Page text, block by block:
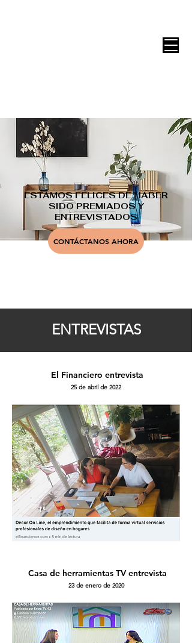
ESTAMOS FELICES DE HABER
SIDO PREMIADOS Y
ENTREVISTADOS
CONTÁCTANOS AHORA
ENTREVISTAS
El Financiero entrevista
25 de abril de 2022
Casa de herramientas TVentrevista
23 de enero de 2020